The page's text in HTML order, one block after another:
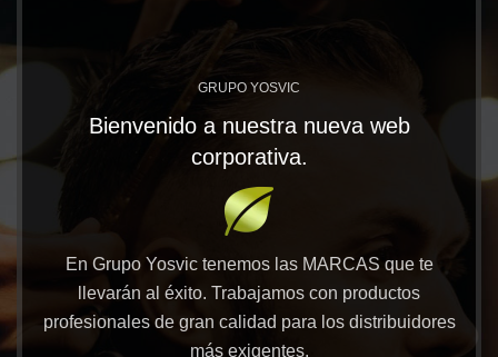
GRUPO YOSVIC
Bienvenido a nuestra nueva web
corporativa.
En Grupo Yosvic tenemos las MARCAS que te
llevarán al éxito. Trabajamos con productos
profesionales de gran calidad para los distribuidores
más exigentes.